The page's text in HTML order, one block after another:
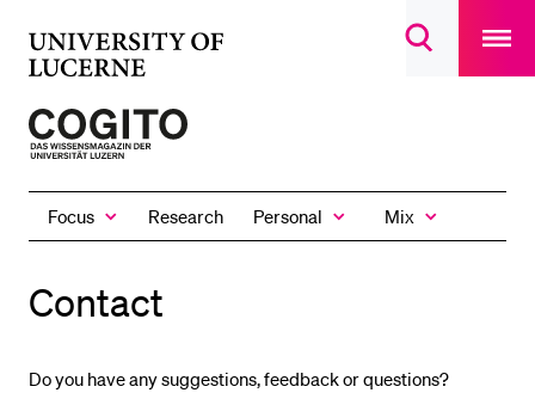
FocusShow
the
submenu
Research PersonalShow
the
MixShow
the
Open
main
To
homepage
of
the
Contact
Do you have any suggestions, feedback or questions?
RECENT SEARCHES
INFORMATION FOR…
Prospective Students
Current Students
Researchers
Alumni